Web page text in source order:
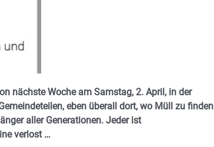
nächste Woche am Samstag, 2. April, in der
eben überall dort, wo Müll zu finden
aller Generationen. Jeder ist
verlost …